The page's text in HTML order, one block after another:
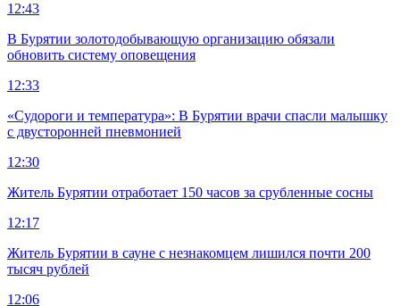
12:43
В Бурятии золотодобывающую организацию обязали
обновить систему оповещения
12:33
«Судороги и температура»: В Бурятии врачи спасли малышку
с двусторонней пневмонией
12:30
Житель Бурятии отработает 150 часов за срубленные сосны
12:17
Житель Бурятии в сауне с незнакомцем лишился почти 200
тысяч рублей
12:06